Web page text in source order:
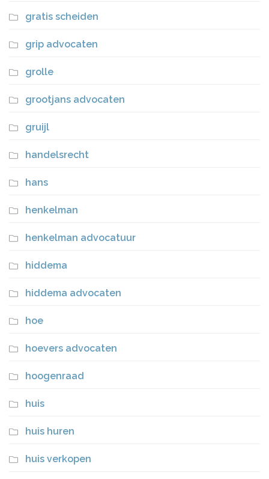
gratis scheiden
grip advocaten
grolle
grootjans advocaten
gruijl
handelsrecht
hans
henkelman
henkelman advocatuur
hiddema
hiddema advocaten
hoe
hoevers advocaten
hoogenraad
huis
huis huren
huis verkopen